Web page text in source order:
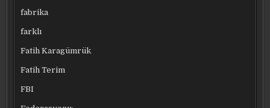
fabrika
farklı
Fatih Karagümrük
Fatih Terim
FBI